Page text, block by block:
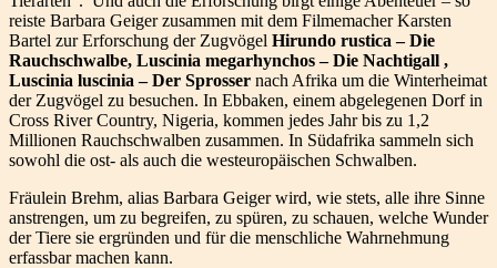
reiste Barbara Geiger zusammen mit dem Filmemacher Karsten
Bartel zur Erforschung der Zugvögel Hirundo rustica – Die
Rauchschwalbe, Luscinia megarhynchos – Die Nachtigall ,
Luscinia luscinia – Der Sprosser nach Afrika um die Winterheimat
der Zugvögel zu besuchen. In Ebbaken, einem abgelegenen Dorf in
Cross River Country, Nigeria, kommen jedes Jahr bis zu 1,2
Millionen Rauchschwalben zusammen. In Südafrika sammeln sich
sowohl die ost- als auch die westeuropäischen Schwalben.
Fräulein Brehm, alias Barbara Geiger wird, wie stets, alle ihre Sinne
anstrengen, um zu begreifen, zu spüren, zu schauen, welche Wunder
der Tiere sie ergründen und für die menschliche Wahrnehmung
erfassbar machen kann.